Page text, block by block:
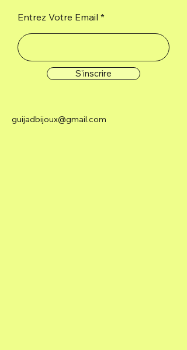
Entrez Votre Email
S'inscrire
guijadbijoux@gmail.com